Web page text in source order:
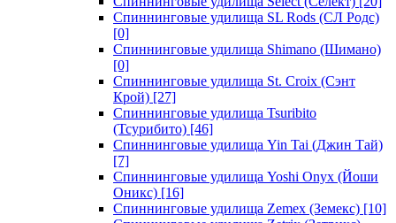
Спиннинговые удилища SL Rods (СЛ Родс)
[0]
Спиннинговые удилища Shimano (Шимано)
[0]
Спиннинговые удилища St. Croix (Сэнт
Крой) [27]
Спиннинговые удилища Tsuribito
(Тсурибито) [46]
Спиннинговые удилища Yin Tai (Джин Тай)
[7]
Спиннинговые удилища Yoshi Onyx (Йоши
Оникс) [16]
Спиннинговые удилища Zemex (Земекс) [10]